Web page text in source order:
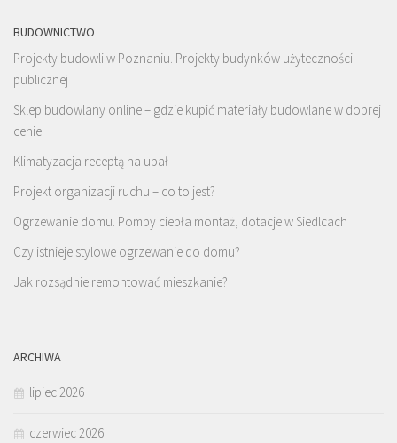
BUDOWNICTWO
Projekty budowli w Poznaniu. Projekty budynków użyteczności
publicznej
Sklep budowlany online – gdzie kupić materiały budowlane w dobrej
cenie
Klimatyzacja receptą na upał
Projekt organizacji ruchu – co to jest?
Ogrzewanie domu. Pompy ciepła montaż, dotacje w Siedlcach
Czy istnieje stylowe ogrzewanie do domu?
Jak rozsądnie remontować mieszkanie?
ARCHIWA
lipiec 2026
czerwiec 2026